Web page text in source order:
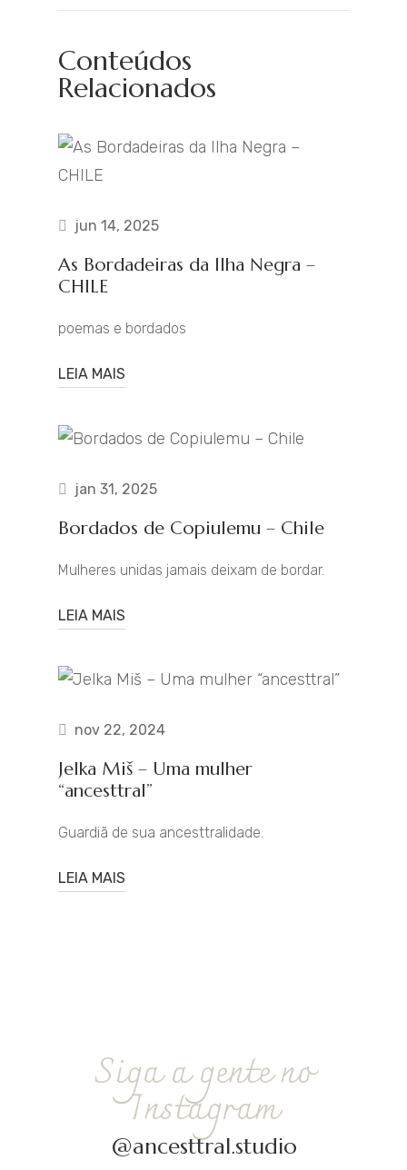
Conteúdos
Relacionados
jun 14, 2025
As Bordadeiras da Ilha Negra –
CHILE
poemas e bordados
LEIA MAIS
jan 31, 2025
Bordados de Copiulemu – Chile
Mulheres unidas jamais deixam de bordar.
LEIA MAIS
nov 22, 2024
Jelka Miš – Uma mulher
“ancesttral”
Guardiã de sua ancesttralidade.
LEIA MAIS
Siga a gente no
Instagram
@ancesttral.studio